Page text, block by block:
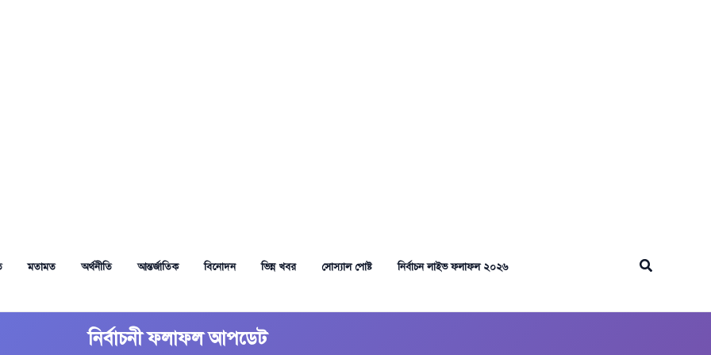
মতামত অর্থনীতি আন্তর্জাতিক বিনোদন ভিন্ন খবর সোস্যাল পোষ্ট নির্বাচন লাইভ ফলাফল ২০২৬ Search
নির্বাচনী ফলাফল আপডেট